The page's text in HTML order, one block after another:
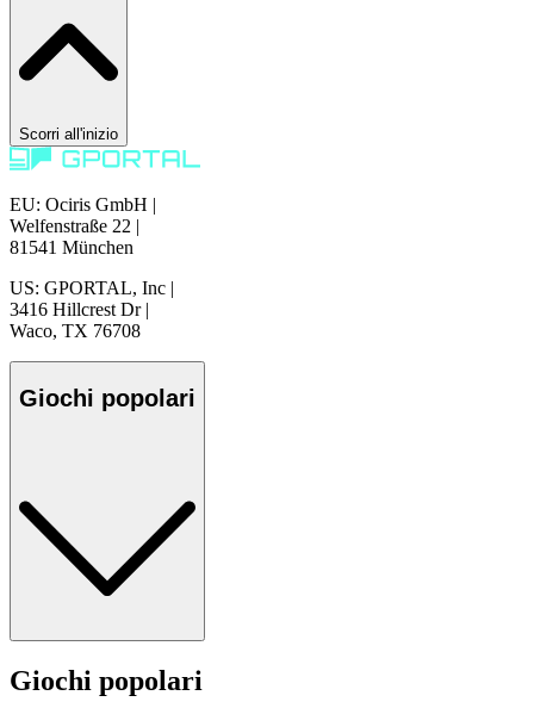
Scorri all'inizio
EU: Ociris GmbH |
Welfenstraße 22 |
81541 München
US: GPORTAL, Inc |
3416 Hillcrest Dr |
Waco, TX 76708
Giochi popolari
Giochi popolari